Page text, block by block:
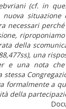
(cf. in
situazione
necessari
della
una
e una nota
formalmente a
della